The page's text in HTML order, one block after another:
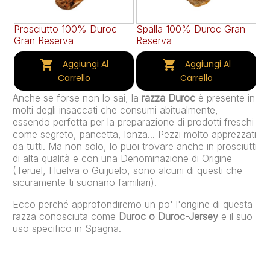
Prosciutto 100% Duroc
Gran Reserva

Carrello
Spalla 100% Duroc Gran
Reserva

Carrello
Anche se forse non lo sai, la razza Duroc è presente in
molti degli insaccati che consumi abitualmente,
essendo perfetta per la preparazione di prodotti freschi
come segreto, pancetta, lonza... Pezzi molto apprezzati
da tutti. Ma non solo, lo puoi trovare anche in prosciutti
di alta qualità e con una Denominazione di Origine
(Teruel, Huelva o Guijuelo, sono alcuni di questi che
sicuramente ti suonano familiari).
Ecco perché approfondiremo un po' l'origine di questa
razza conosciuta come Duroc o Duroc-Jersey e il suo
uso specifico in Spagna.